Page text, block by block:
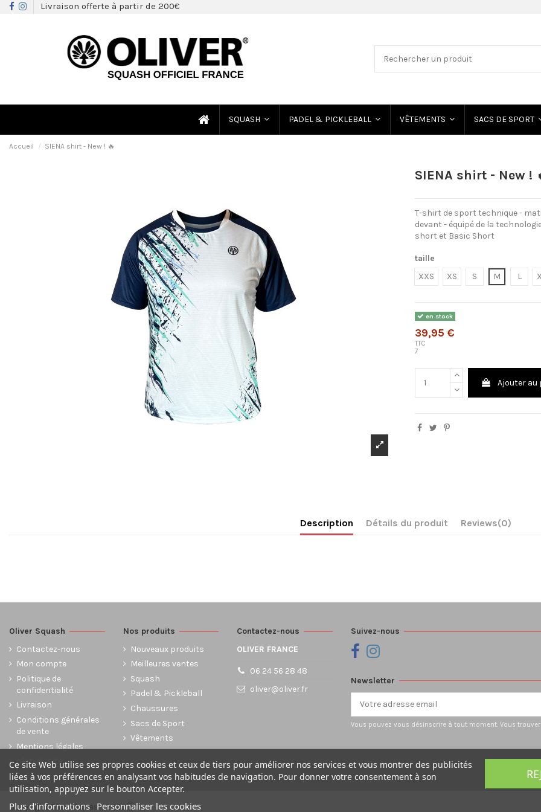
Livraison offerte à partir de 200€
SQUASH PADEL & PICKLEBALL VÊTEMENTS SACS DE SPORT
Accueil SIENA shirt - New ! 🔥
SIENA shirt - New !
T-shirt de sport technique -
devant - équipé de la
short et Basic Short
taille
XXS
XS S M L
en stock
39,95 €
TTC
7
Ajouter au
Description Détails du produit Reviews(0)
Oliver Squash
Contactez-nous
Mon compte
Politique de
confidentialité
Livraison
Conditions générales
de vente
Mentions légales
plan du site
Nos produits
Nouveaux produits
Meilleures ventes
Squash
Padel & Pickleball
Chaussures
Sacs de Sport
Vêtements
Contactez-nous
OLIVER FRANCE
06 24 56 28 48
oliver@oliver.fr
Ce site Web utilise ses propres cookies et ceux de tiers pour améliorer nos services et vous montrer des publicités
liées à vos préférences en analysant vos habitudes de navigation. Pour donner votre consentement à son
utilisation, appuyez sur le bouton Accepter.
Plus d'informations Personnaliser les cookies
Suivez-nous
Newsletter
Vous pouvez vous désinscrire à tout moment. Vous
Copyright Oliver Squash 2023©